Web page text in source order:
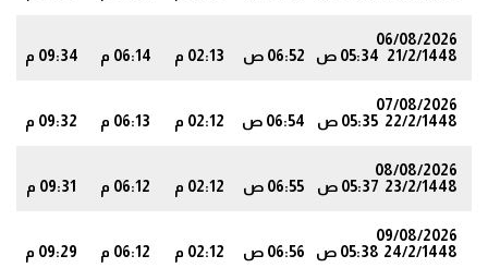
06/08/2026
21/2/1448 05:34 ص 06:52 ص 02:13 م 06:14 م 09:34 م
07/08/2026
22/2/1448 05:35 ص 06:54 ص 02:12 م 06:13 م 09:32 م
08/08/2026
23/2/1448 05:37 ص 06:55 ص 02:12 م 06:12 م 09:31 م
09/08/2026
24/2/1448 05:38 ص 06:56 ص 02:12 م 06:12 م 09:29 م